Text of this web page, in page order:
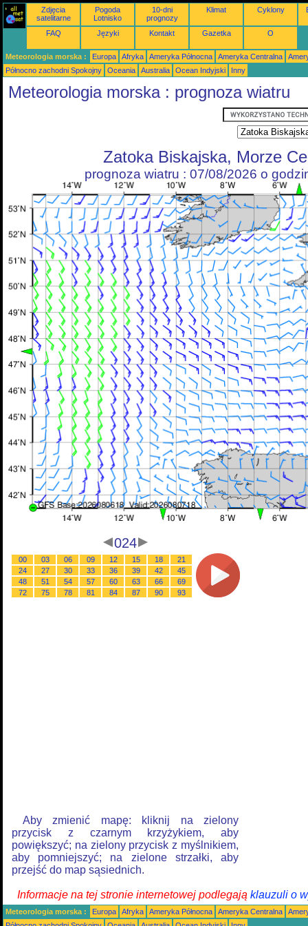
Zdjęcia
satelitarne
Pogoda
Lotnisko
10-dni
prognozy
Klimat Cyklony
FAQ Języki Kontakt Gazetka O
Meteorologia morska : Europa Afryka Ameryka Północna Ameryka Centralna
Północno zachodni Spokojny
Oceania Australia Ocean Indyjski Inny
Meteorologia morska : prognoza wiatru
Zatoka Biskajska, Morze
prognoza wiatru : 07/08/2026 o
024
00 03 06 09 12 15 18
21
24
27 30 33 36 39 42
45
48
51 54 57 60 63 66
69
72
75 78 81 84 87 90 93
Aby zmienić mapę: kliknij na zielony
przycisk z czarnym krzyżykiem, aby
powiększyć; na zielony przycisk z myślnikiem,
aby pomniejszyć; na zielone strzałki, aby
przejść do map sąsiednich.
Informacje na tej stronie internetowej podlegają klauzuli o
Meteorologia morska : Europa Afryka Ameryka Północna Ameryka Centralna